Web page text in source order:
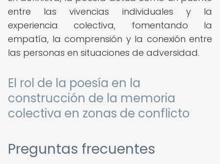
entre las vivencias individuales y la
experiencia colectiva, fomentando la
empatía, la comprensión y la conexión entre
las personas en situaciones de adversidad.
El rol de la poesía en la
construcción de la memoria
colectiva en zonas de conflicto
Preguntas frecuentes